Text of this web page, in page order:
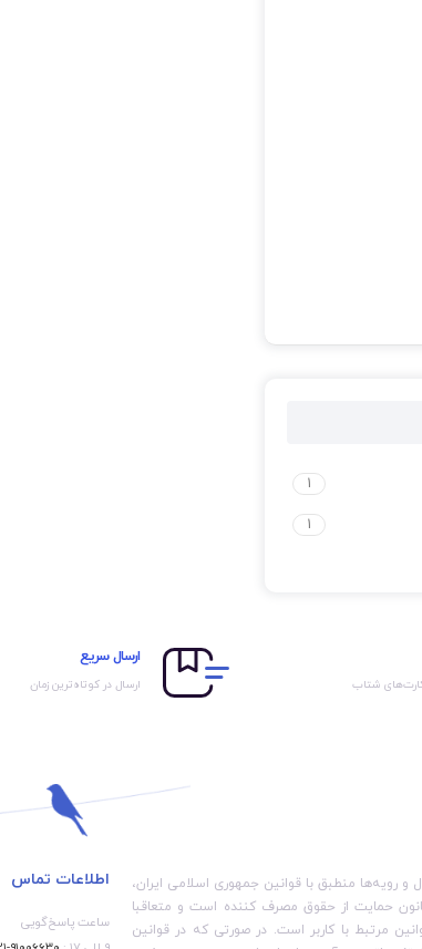
1
1
کارت‌های شتاب
ارسال سریع
ارسال در کوتاه‌ترین زمان
رویه‏‌ها منطبق با قوانین جمهوری اسلامی ایران،
حمایت از حقوق مصرف کننده است و متعاقبا
مرتبط با کاربر است. در صورتی که در قوانین
اطلاعات تماس
ساعت پاسخ‌گویی